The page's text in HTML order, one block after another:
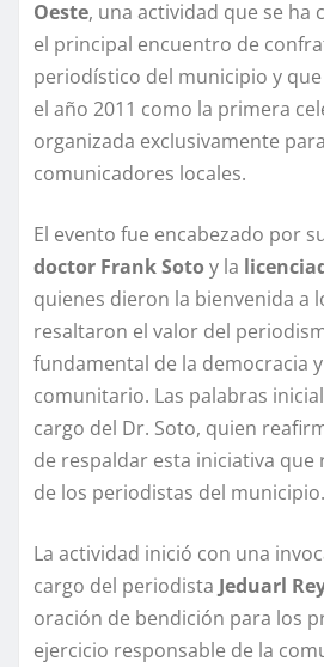
Oeste, una actividad que se ha
el principal encuentro de
periodístico del municipio y
el año 2011 como la primera
organizada exclusivamente
comunicadores locales.
El evento fue encabezado por
doctor Frank Soto y la
quienes dieron la bienvenida a
resaltaron el valor del
fundamental de la democracia
comunitario. Las palabras
cargo del Dr. Soto, quien
de respaldar esta iniciativa que
de los periodistas del municipio.
La actividad inició con una
cargo del periodista Jeduarl
oración de bendición para los
ejercicio responsable de la